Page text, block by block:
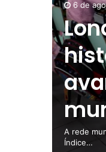
municipais
6 de
A rede
Índice…